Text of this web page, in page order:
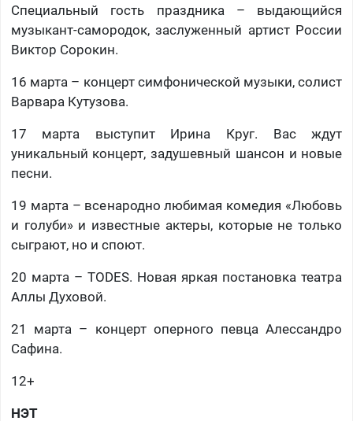
Специальный гость праздника – выдающийся
музыкант-самородок, заслуженный артист России
Виктор Сорокин.
16 марта – концерт симфонической музыки, солист
Варвара Кутузова.
17 марта выступит Ирина Круг. Вас ждут
уникальный концерт, задушевный шансон и новые
песни.
19 марта – всенародно любимая комедия «Любовь
и голуби» и известные актеры, которые не только
сыграют, но и споют.
20 марта – TODES. Новая яркая постановка театра
Аллы Духовой.
21 марта – концерт оперного певца Алессандро
Сафина.
12+
НЭТ